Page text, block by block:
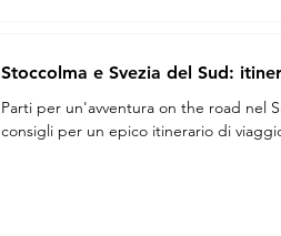
Stoccolma e Svezia del Sud:
Parti per un'avventura on the road nel
consigli per un epico itinerario di